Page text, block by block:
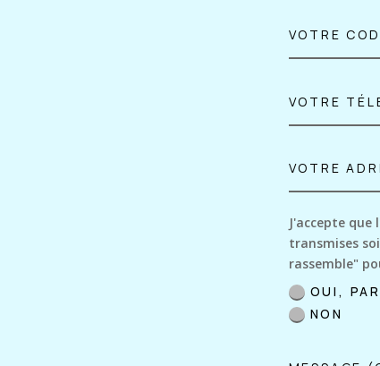
J'accepte
transmises
rassemble"
OUI,
NON